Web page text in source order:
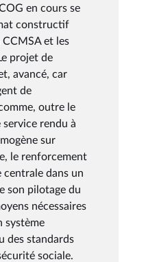
en cours se
constructif
et les
projet de
avancé, car
de
outre le
rendu à
sur
le renforcement
centrale dans un
son pilotage du
nécessaires
système
des standards
sociale.